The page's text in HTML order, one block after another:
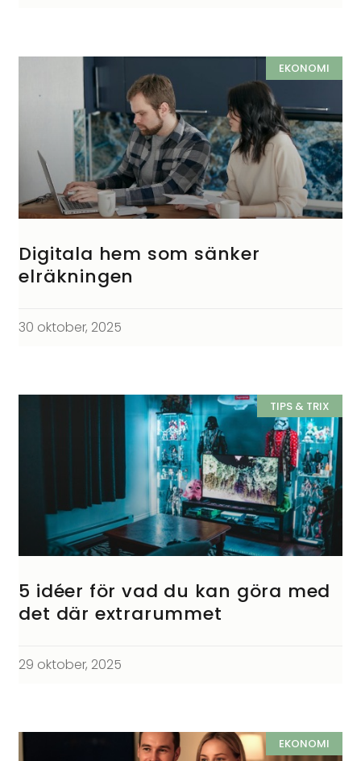
EKONOMI
Digitala hem som sänker
elräkningen
30 oktober, 2025
TIPS & TRIX
5 idéer för vad du kan göra med
det där extrarummet
29 oktober, 2025
EKONOMI